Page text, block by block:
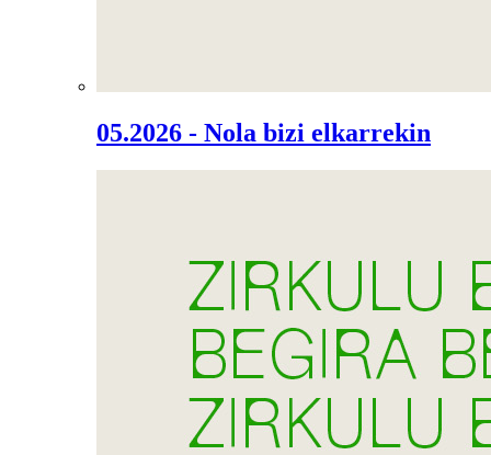
05.2026 - Nola bizi elkarrekin